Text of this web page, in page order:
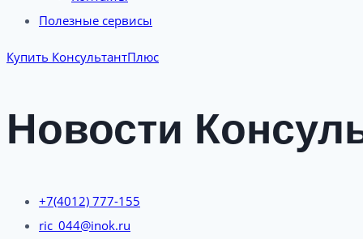
Полезные сервисы
Купить КонсультантПлюс
Новости
+7(4012) 777-155
ric_044@inok.ru